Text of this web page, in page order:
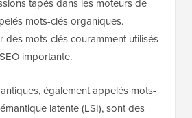
tapés dans les moteurs de
mots-clés organiques.
des mots-clés couramment utilisés
importante.
également appelés mots-
latente (LSI), sont des